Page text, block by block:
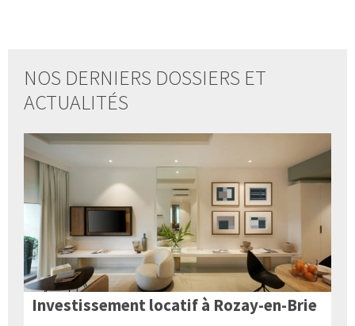
NOS DERNIERS DOSSIERS ET
ACTUALITÉS
Investissement locatif à Rozay-en-Brie